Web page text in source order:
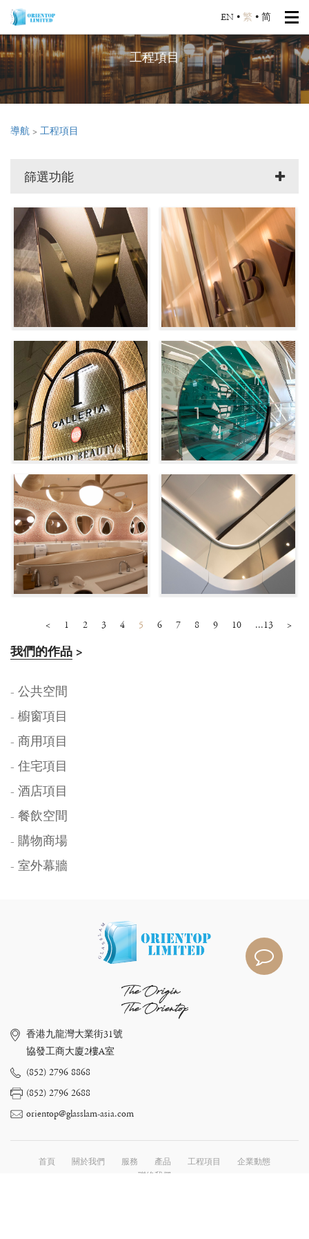
EN • 繁 • 简
工程項目
導航 > 工程項目
篩選功能
< 1 2 3 4 5 6 7 8 9 10 ...13 >
我們的作品 >
- 公共空間
- 櫥窗項目
- 商用項目
- 住宅項目
- 酒店項目
- 餐飲空間
- 購物商場
- 室外幕牆
The Origin
The Orientop
香港九龍灣大業街31號
協發工商大廈2樓A室
(852) 2796 8868
(852) 2796 2688
orientop@glasslam-asia.com
首頁 關於我們 服務 產品 工程項目
企業動態
聯絡我們